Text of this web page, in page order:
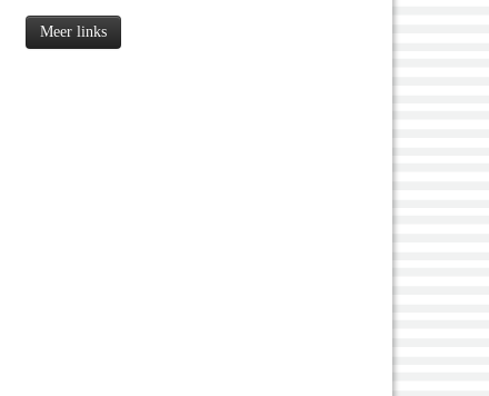
Meer links